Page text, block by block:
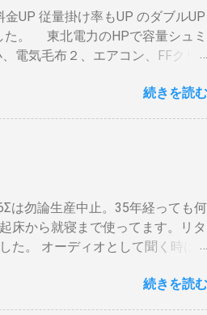
※１）の温度計で豆の表面温度
でドラムを回し、左手でレーザー
アンテナ入力」端子へ接続 BDR２
」端子をアンテナケーブルで接
ジタル」端子をアンテナケーブル
力」端子とテレビの「HDMI入
かればどちらの端子でも構いま
い。 ※2. テレビにHDMI端子が
レビの買い替え時には後悔しな
テナケーブルはL型端子よりも真
（...
UP 従量掛け率もUP のダブルUP
た。 東北電力のHPで容量シュミ
電気毛布２、エアコン、FFクリ
器・・・・。 を合計してみると
レーカーはすべて20Aとありま
のコンセントに繋がっているか
ブレーカに振り分けて使うので
た 容量UPと増額の関係。 10ア
でいいと。月額330円のアップな
だ。更にググって、最後に行き着
safety-breaker-20a-30a.htm
続きを読む
は勿論生産中止。35年経っても何
床から就寝まで使ってます。リタ
た。 オーディオとして聞く時は
紙の色が合わない。暗い・・・。
続きを読む